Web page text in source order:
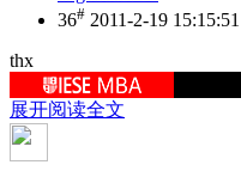
36# 2011-2-19 15:15:51
thx
展开阅读全文